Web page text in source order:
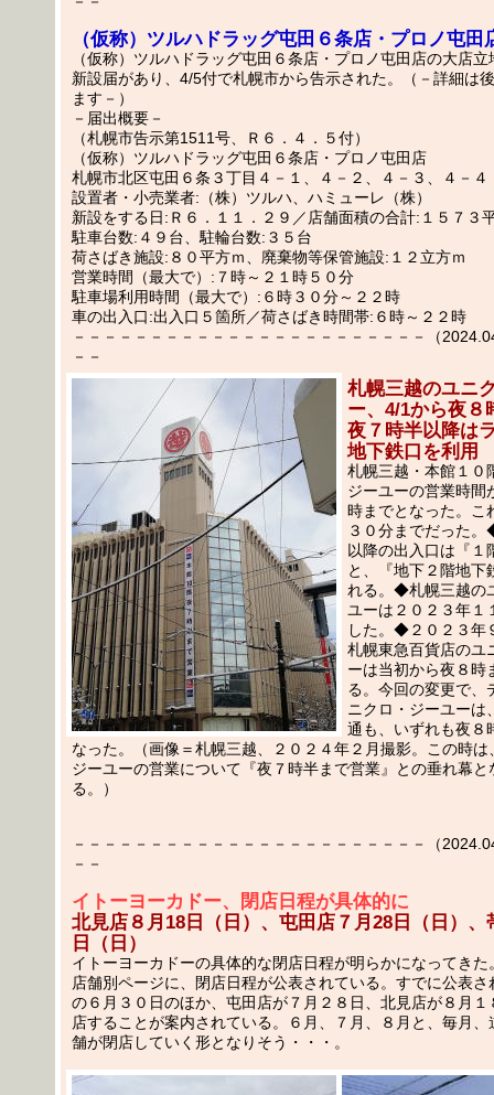
（仮称）ツルハドラッグ屯田６条店・プロノ屯田
（仮称）ツルハドラッグ屯田６条店・プロノ屯田店の大店
新設届があり、4/5付で札幌市から告示された。（－詳細は
ます－）
－届出概要－
（札幌市告示第1511号、Ｒ６．４．５付）
（仮称）ツルハドラッグ屯田６条店・プロノ屯田店
札幌市北区屯田６条３丁目４－１、４－２、４－３、４－４
設置者・小売業者:（株）ツルハ、ハミューレ（株）
新設をする日:Ｒ６．１１．２９／店舗面積の合計:１５７３
駐車台数:４９台、駐輪台数:３５台
荷さばき施設:８０平方ｍ、廃棄物等保管施設:１２立方ｍ
営業時間（最大で）:７時～２１時５０分
駐車場利用時間（最大で）:６時３０分～２２時
車の出入口:出入口５箇所／荷さばき時間帯:６時～２２時
－－－－－－－－－－－－－－－－－－－－－－－（
－－
札幌三越のユニ
ー、4/1から夜８
夜７時半以降は
地下鉄口を利用
札幌三越・本館１０
ジーユーの営業時間
時までとなった。こ
３０分までだった
以降の出入口は『１
と、『地下２階地下
れる。◆札幌三越の
ユーは２０２３年１
した。◆２０２３年
札幌東急百貨店のユ
ーは当初から夜８時
る。今回の変更で、
ニクロ・ジーユーは
通も、いずれも夜８
なった。（画像＝札幌三越、２０２４年２月撮影。この時は
ジーユーの営業について『夜７時半まで営業』との垂れ幕と
る。）
－－－－－－－－－－－－－－－－－－－－－－－（
－－
イトーヨーカドー、閉店日程が具体的に
北見店８月18日（日）、屯田店７月28日（日）、
日（日）
イトーヨーカドーの具体的な閉店日程が明らかになってきた
店舗別ページに、閉店日程が公表されている。すでに公表
の６月３０日のほか、屯田店が７月２８日、北見店が８月１
店することが案内されている。６月、７月、８月と、毎月
舗が閉店していく形となりそう・・・。